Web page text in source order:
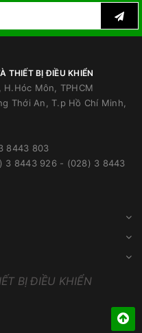
THIẾT BỊ ĐIỀU KHIỂN
H.Hóc Môn, TPHCM
Thới An, T.p Hồ Chí Minh,
8443 803
3 8443 926 - (028) 3 8443
BỊ ĐIỀU KHIỂN